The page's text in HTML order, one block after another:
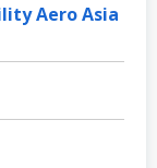
Aero Asia